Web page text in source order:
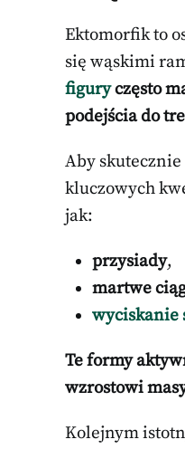
Ektomorfik to
się wąskimi
figuryczęsto
podejścia do
Aby
kluczowych
jak:
przysiady,
martwe
wyciskanie
Te formy
wzrostowi
Kolejnym